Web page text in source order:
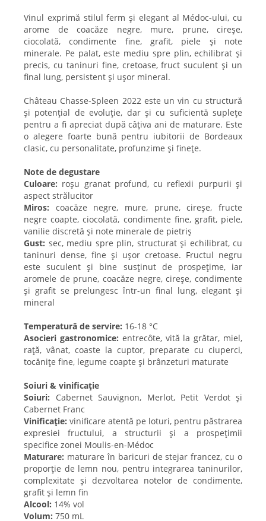
Vinul exprimă stilul ferm și elegant al Médoc-ului, cu
arome de coacăze negre, mure, prune, cireșe,
ciocolată, condimente fine, grafit, piele și note
minerale. Pe palat, este mediu spre plin, echilibrat și
precis, cu taninuri fine, cretoase, fruct suculent și un
final lung, persistent și ușor mineral.
Château Chasse-Spleen 2022 este un vin cu structură
și potențial de evoluție, dar și cu suficientă suplețe
pentru a fi apreciat după câțiva ani de maturare. Este
o alegere foarte bună pentru iubitorii de Bordeaux
clasic, cu personalitate, profunzime și finețe.
Note de degustare
Culoare: roșu granat profund, cu reflexii purpurii și
aspect strălucitor
Miros: coacăze negre, mure, prune, cireșe, fructe
negre coapte, ciocolată, condimente fine, grafit, piele,
vanilie discretă și note minerale de pietriș
Gust: sec, mediu spre plin, structurat și echilibrat, cu
taninuri dense, fine și ușor cretoase. Fructul negru
este suculent și bine susținut de prospețime, iar
aromele de prune, coacăze negre, cireșe, condimente
și grafit se prelungesc într-un final lung, elegant și
mineral
Temperatură de servire: 16-18 °C
Asocieri gastronomice: entrecôte, vită la grătar, miel,
rață, vânat, coaste la cuptor, preparate cu ciuperci,
tocănițe fine, legume coapte și brânzeturi maturate
Soiuri & vinificație
Soiuri: Cabernet Sauvignon, Merlot, Petit Verdot și
Cabernet Franc
Vinificație: vinificare atentă pe loturi, pentru păstrarea
expresiei fructului, a structurii și a prospețimii
specifice zonei Moulis-en-Médoc
Maturare: maturare în baricuri de stejar francez, cu o
proporție de lemn nou, pentru integrarea taninurilor,
complexitate și dezvoltarea notelor de condimente,
grafit și lemn fin
Alcool: 14% vol
Volum: 750 mL